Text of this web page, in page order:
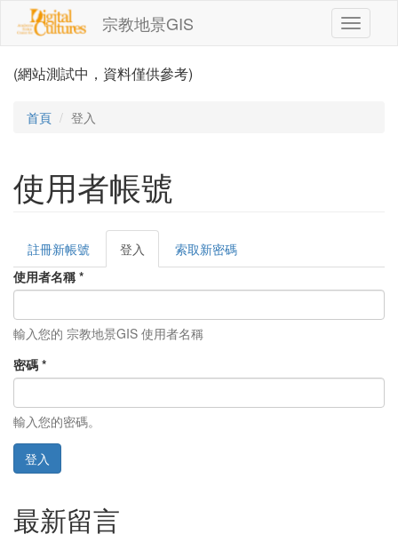
移至主內容
宗教地景GIS
Toggle
(網站測試中，資料僅供參考)
首頁 登入
使用者帳號
主要索引標籤
註冊新帳號 登入
籤)
索取新密碼
使用者名稱 *
輸入您的 宗教地景GIS 使用者名稱
密碼 *
輸入您的密碼。
登入
最新留言